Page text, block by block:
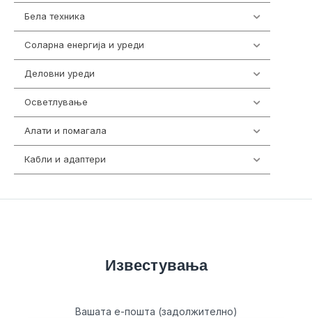
Бела техника
Соларна енергија и уреди
Деловни уреди
Осветлување
Алати и помагала
Кабли и адаптери
Известувања
Вашата е-пошта (задолжително)